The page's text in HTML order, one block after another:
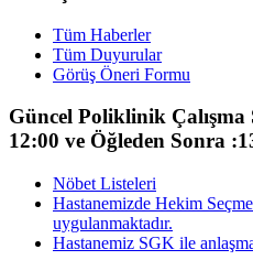
Tüm Haberler
Tüm Duyurular
Görüş Öneri Formu
Güncel Poliklinik
12:00 ve Öğleden Sonra
Nöbet Listeleri
Hastanemizde Hekim
uygulanmaktadır.
Hastanemiz SGK ile